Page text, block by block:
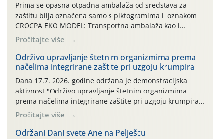
Prima se opasna otpadna ambalaža od sredstava za
zaštitu bilja označena samo s piktogramima i oznakom
CROCPA EKO MODEL: Transportna ambalaža kao i
ambalaža drugih proizvoda koji nisu sredstva za zaštitu
bilja (npr. ambalaža od mineralnih gnojiva,) se ne
prihvaća. Korisnicima je osiguran besplatni povrat
prazne ambalaže isključivo ovih tvrtki: AGROCHEM-MAKS,
AGRONOM, ALBAUGH TKI* (PINUS […]
Pročitajte više
Održivo upravljanje štetnim organizmima prema
načelima integrirane zaštite pri uzgoju krumpira
Dana 17.7. 2026. godine održana je demonstracijska
aktivnost "Održivo upravljanje štetnim organizmima
prema načelima integrirane zaštite pri uzgoju krumpira"
na pokusnom polju "Poredje", kraj naselja Belica (ARKOD
parcela ID 2445031) (središnji dio Međimurske županije).
Pročitajte više
Održani Dani svete Ane na Pelješcu